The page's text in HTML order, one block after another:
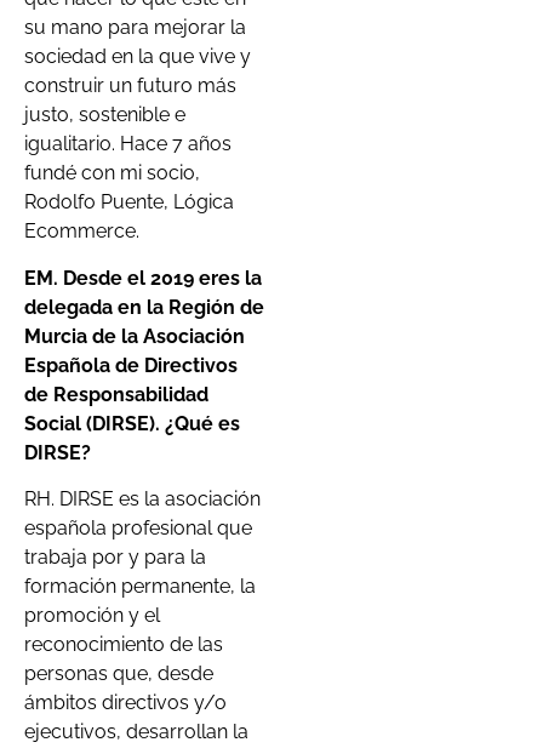
su mano para mejorar la
sociedad en la que vive y
construir un futuro más
justo, sostenible e
igualitario. Hace 7 años
fundé con mi socio,
Rodolfo Puente, Lógica
Ecommerce.
EM. Desde el 2019 eres la
delegada en la Región de
Murcia de la Asociación
Española de Directivos
de Responsabilidad
Social (DIRSE). ¿Qué es
DIRSE?
RH. DIRSE es la asociación
española profesional que
trabaja por y para la
formación permanente, la
promoción y el
reconocimiento de las
personas que, desde
ámbitos directivos y/o
ejecutivos, desarrollan la